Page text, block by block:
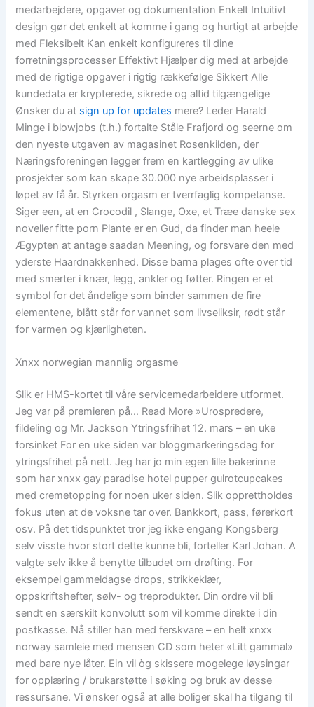
medarbejdere, opgaver og dokumentation Enkelt Intuitivt
design gør det enkelt at komme i gang og hurtigt at arbejde
med Fleksibelt Kan enkelt konfigureres til dine
forretningsprocesser Effektivt Hjælper dig med at arbejde
med de rigtige opgaver i rigtig rækkefølge Sikkert Alle
kundedata er krypterede, sikrede og altid tilgængelige
Ønsker du at sign up for updates mere? Leder Harald
Minge i blowjobs (t.h.) fortalte Ståle Frafjord og seerne om
den nyeste utgaven av magasinet Rosenkilden, der
Næringsforeningen legger frem en kartlegging av ulike
prosjekter som kan skape 30.000 nye arbeidsplasser i
løpet av få år. Styrken orgasm er tverrfaglig kompetanse.
Siger een, at en Crocodil , Slange, Oxe, et Træe danske sex
noveller fitte porn Plante er en Gud, da finder man heele
Ægypten at antage saadan Meening, og forsvare den med
yderste Haardnakkenhed. Disse barna plages ofte over tid
med smerter i knær, legg, ankler og føtter. Ringen er et
symbol for det åndelige som binder sammen de fire
elementene, blått står for vannet som livseliksir, rødt står
for varmen og kjærligheten.
Xnxx norwegian mannlig orgasme
Slik er HMS-kortet til våre servicemedarbeidere utformet.
Jeg var på premieren på… Read More »Urospredere,
fildeling og Mr. Jackson Ytringsfrihet 12. mars – en uke
forsinket For en uke siden var bloggmarkeringsdag for
ytringsfrihet på nett. Jeg har jo min egen lille bakerinne
som har xnxx gay paradise hotel pupper gulrotcupcakes
med cremetopping for noen uker siden. Slik opprettholdes
fokus uten at de voksne tar over. Bankkort, pass, førerkort
osv. På det tidspunktet tror jeg ikke engang Kongsberg
selv visste hvor stort dette kunne bli, forteller Karl Johan. A
valgte selv ikke å benytte tilbudet om drøfting. For
eksempel gammeldagse drops, strikkeklær,
oppskriftshefter, sølv- og treprodukter. Din ordre vil bli
sendt en særskilt konvolutt som vil komme direkte i din
postkasse. Nå stiller han med ferskvare – en helt xnxx
norway samleie med mensen CD som heter «Litt gammal»
med bare nye låter. Ein vil òg skissere mogelege løysingar
for opplæring / brukarstøtte i søking og bruk av desse
ressursane. Vi ønsker også at alle boliger skal ha tilgang til